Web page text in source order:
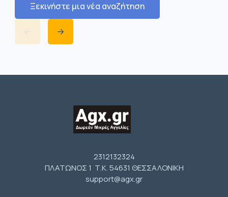
Ξεκινήστε μια νέα αναζήτηση
2312132324
ΠΛΑΤΩΝΟΣ 1 Τ.Κ. 54631 ΘΕΣΣΑΛΟΝΙΚΗ
support@agx.gr